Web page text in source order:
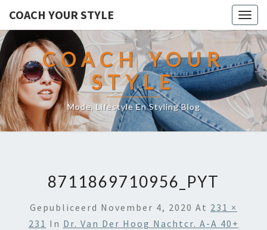
COACH YOUR STYLE
COACH YOUR
STYLE
Mode, Lifestyle En Styling Blog
8711869710956_PYT
Gepubliceerd November 4, 2020 At 231 ×
231 In Dr. Van Der Hoog Nachtcr. A-A 40+